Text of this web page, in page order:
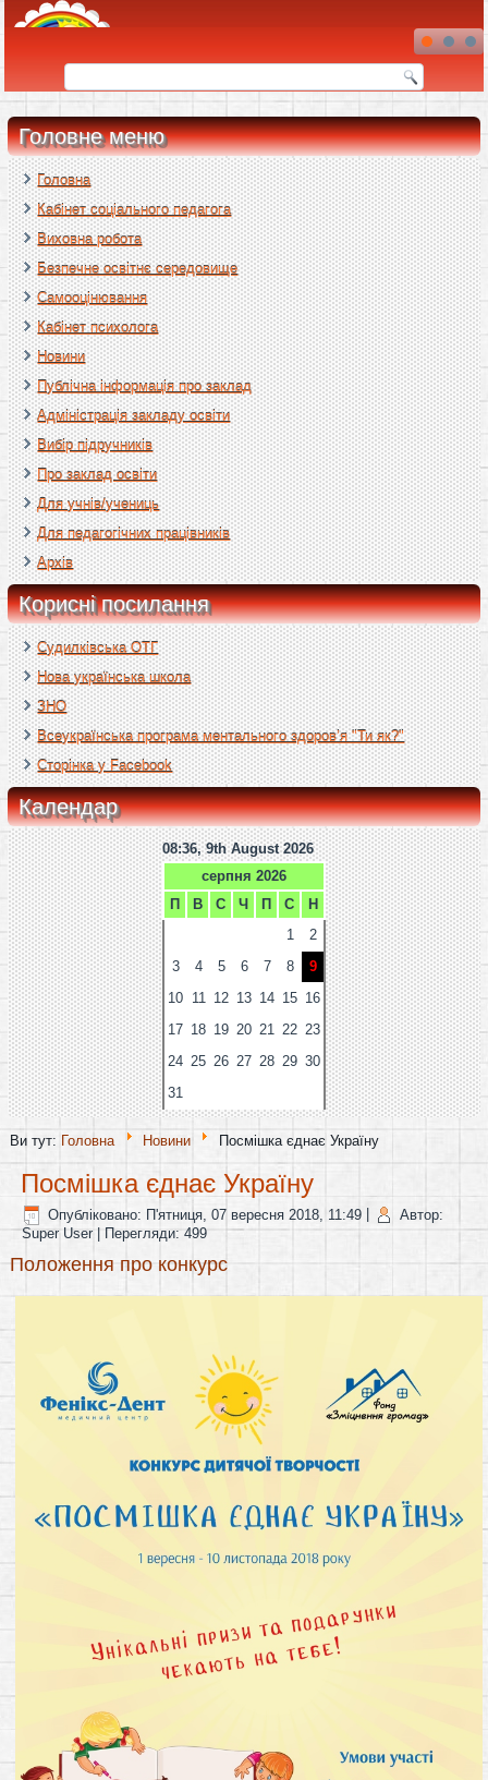
Головне меню
Головна
Кабінет соціального педагога
Виховна робота
Безпечне освітнє середовище
Самооцінювання
Кабінет психолога
Новини
Публічна інформація про заклад
Адміністрація закладу освіти
Вибір підручників
Про заклад освіти
Для учнів/учениць
Для педагогічних працівників
Архів
Корисні посилання
Судилківська ОТГ
Нова українська школа
ЗНО
Всеукраїнська програма ментального здоров’я "Ти як?"
Сторінка у Facebook
Календар
08:36, 9th August 2026
серпня 2026
П
В С Ч П С
Н
1
2
3
4 5 6 7 8
9
10 11 12 13 14 15 16
17 18 19 20 21 22 23
24 25 26 27 28 29 30
31
Ви тут: Головна Новини Посмішка єднає Україну
Посмішка єднає Україну
Опубліковано: П'ятниця, 07 вересня 2018, 11:49
Автор:
Super User | Перегляди: 499
Положення про конкурс